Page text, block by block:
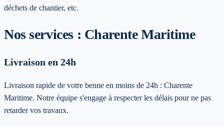
déchets de chantier, etc.
Nos services : Charente Maritime
Livraison en 24h
Livraison rapide de votre benne en moins de 24h : Charente
Maritime. Notre équipe s'engage à respecter les délais pour ne pas
retarder vos travaux.